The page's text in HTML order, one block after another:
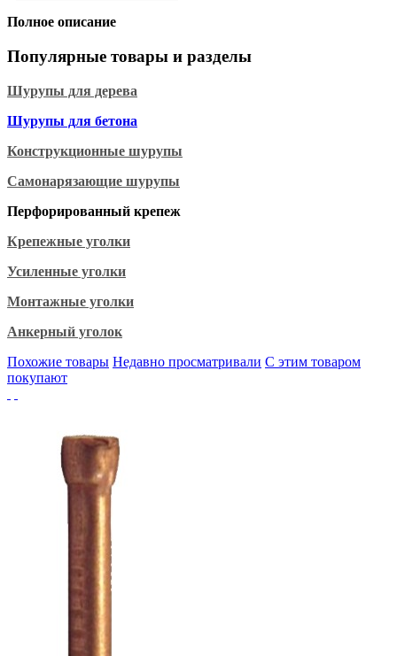
Полное описание
Популярные товары и разделы
Шурупы для дерева
Шурупы для бетона
Конструкционные шурупы
Самонарязающие шурупы
Перфорированный крепеж
Крепежные уголки
Усиленные уголки
Монтажные уголки
Анкерный уголок
Похожие товары Недавно просматривали С этим товаром
покупают